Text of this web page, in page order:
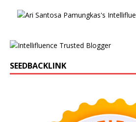
SEEDBACKLINK